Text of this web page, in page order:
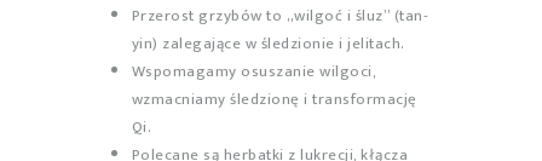
Przerost grzybów to „wilgoć i śluz” (tan-
yin) zalegające w śledzionie i jelitach.
Wspomagamy osuszanie wilgoci,
wzmacniamy śledzionę i transformację
Qi.
Polecane są herbatki z lukrecji, kłącza